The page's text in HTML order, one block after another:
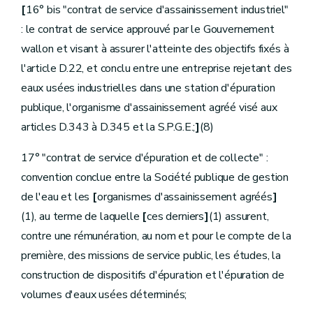
Section1re
[Tarification et facturation de l'eau destinée à la consommation humaine]
[Décret-programme 12.12.2014]
Sous-section 1re
[Tarification de l'eau destinée à la consommation humaine]
[Décret-programme 12.12.2014]
Art.D.228
Art.D.229
Art.[D229bis
Sous-section 2 Facturation
Art.D.230
Art.D.231
Sous-section 3 Paiement des factures et recouvrement
Art.D.233
Section[1re bis Fonds de solidarité internationale pour l'eau]
[Décret 08.05.2008] - [décret-programme 18.12.2024]
Sous-section 1re
Dispositions générales]
[Décret 08.05.2008]
Art.
[D.233bis
Art.[D.233bis - 1
Sous-section[2 Mécanisme financier]
[Décret 08.05.2008]
Art.[D.233bis - 2
[16° bis "contrat de service d'assainissement industriel"
: le contrat de service approuvé par le Gouvernement
wallon et visant à assurer l'atteinte des objectifs fixés à
l'article D.22, et conclu entre une entreprise rejetant des
eaux usées industrielles dans une station d'épuration
publique, l'organisme d'assainissement agréé visé aux
articles D.343 à D.345 et la S.P.G.E.;](8)
17° "contrat de service d'épuration et de collecte" :
convention conclue entre la Société publique de gestion
de l'eau et les [organismes d'assainissement agréés]
(1), au terme de laquelle [ces derniers](1) assurent,
contre une rémunération, au nom et pour le compte de la
première, des missions de service public, les études, la
construction de dispositifs d'épuration et l'épuration de
volumes d'eaux usées déterminés;